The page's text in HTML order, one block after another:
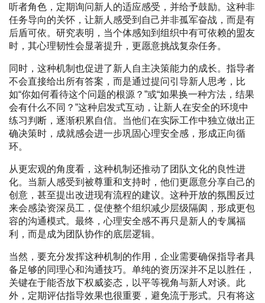
听者角色，定期询问新人的适应感受，并给予鼓励。这种非
任务导向的关怀，让新人感受到自己并非孤军奋战，而是有
后盾可依。研究表明，当个体感知到组织中有可依赖的盟友
时，其心理韧性会显著提升，更愿意挑战复杂任务。
同时，这种机制也促进了新人自主决策能力的成长。指导者
不会直接给出所有答案，而是通过提问引导新人思考，比
如“你如何看待这个问题的根源？”或“如果换一种方法，结果
会有什么不同？”这种启发式互动，让新人在安全的环境中
练习判断，逐渐积累自信。当他们在实际工作中独立做出正
确决策时，成就感会进一步巩固心理安全感，形成正向循
环。
从更宏观的角度看，这种机制还推动了团队文化的良性进
化。当新人感受到被尊重和支持时，他们更愿意分享自己的
创意，甚至提出改进现有流程的建议。这种开放的氛围反过
来会感染资深员工，促使整个组织减少层级隔阂，形成更包
容的沟通模式。最终，心理安全感不再只是新人的专属福
利，而是成为团队协作的底层逻辑。
当然，要充分发挥这种机制的作用，企业需要确保指导者具
备足够的同理心和沟通技巧。单纯的资历深并不足以胜任，
关键在于能否放下权威姿态，以平等视角与新人对谈。此
外，定期评估指导效果也很重要，避免流于形式。只有将这